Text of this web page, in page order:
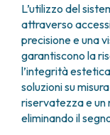
L’utilizzo del
attraverso
precisione e una
garantiscono la
l’integrità
soluzioni su
riservatezza e un
eliminando il